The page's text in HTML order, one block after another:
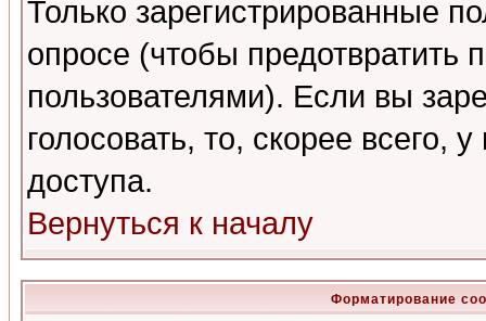
Только зарегистрированные
опросе (чтобы предотвратить
пользователями). Если вы
голосовать, то, скорее всего,
доступа.
Вернуться к началу
Форматирование